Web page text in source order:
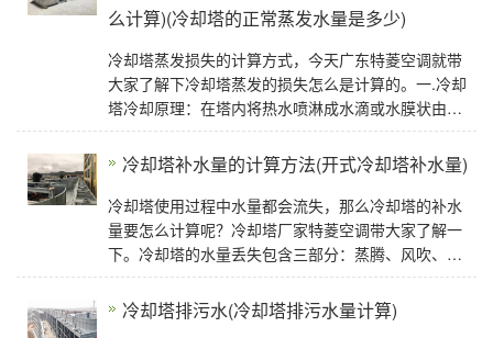
么计算)(冷却塔的正常蒸发水量是多少)
冷却塔蒸发损失的计算方式，今天广东特菱空调就带
大家了解下冷却塔蒸发的损失怎么是计算的。一.冷却
塔冷却原理：在塔内将热水喷淋成水滴或水膜状由上
而下流动，空气由下而上流动(或与水流方向呈交叉流
冷却塔补水量的计算方法(开式冷却塔补水量)
冷却塔使用过程中水量都会流失，那么冷却塔的补水
量要怎么计算呢？冷却塔厂家特菱空调带大家了解一
下。冷却塔的水量丢失包含三部分：蒸腾、风吹、排
污，也就是说Qm=Qe+Qw+Qb式中字母代表含义：
Qm:冷却塔水
冷却塔排污水(冷却塔排污水量计算)